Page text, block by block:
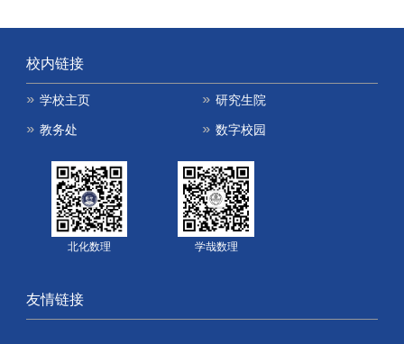
校内链接
学校主页 研究生院
教务处 数字校园
北化数理 学哉数理
友情链接